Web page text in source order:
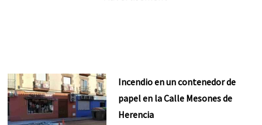
Incendio en un contenedor de
papel en la Calle Mesones de
Herencia